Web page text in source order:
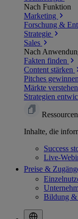
Nach Funktion
Marketing
Forschung &
Strategie
Sales
Nach
Fakten finden
Content stärken
Pitches gewinnen
Märkte verstehen
Strategien
Ressourcen
Inhalte, die
Success
Live-
Preise &
Bildung &